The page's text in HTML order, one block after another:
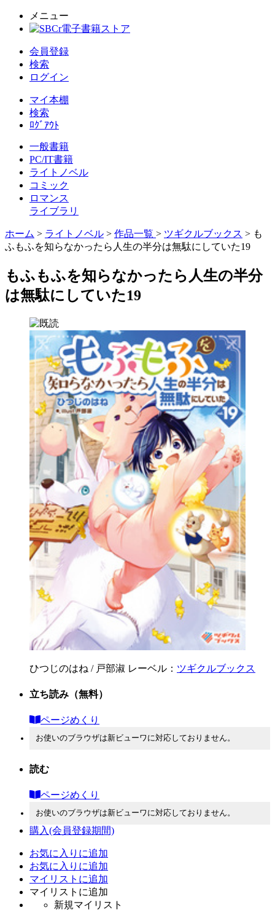
メニュー
会員登録
検索
ログイン
マイ本棚
検索
ﾛｸﾞｱｳﾄ
一般書籍
PC/IT書籍
ライトノベル
コミック
ロマンス
ライブラリ
ホーム > ライトノベル > 作品一覧 > ツギクルブックス > も
ふもふを知らなかったら人生の半分は無駄にしていた19
もふもふを知らなかったら人生の半分
は無駄にしていた19
ひつじのはね / 戸部淑 レーベル： ツギクルブックス
立ち読み （無料）
ページめくり
お使いのブラウザは新ビューワに対応しておりません。
読む
ページめくり
お使いのブラウザは新ビューワに対応しておりません。
購入(会員登録期間)
お気に入りに追加
お気に入りに追加
マイリストに追加
マイリストに追加
新規マイリスト